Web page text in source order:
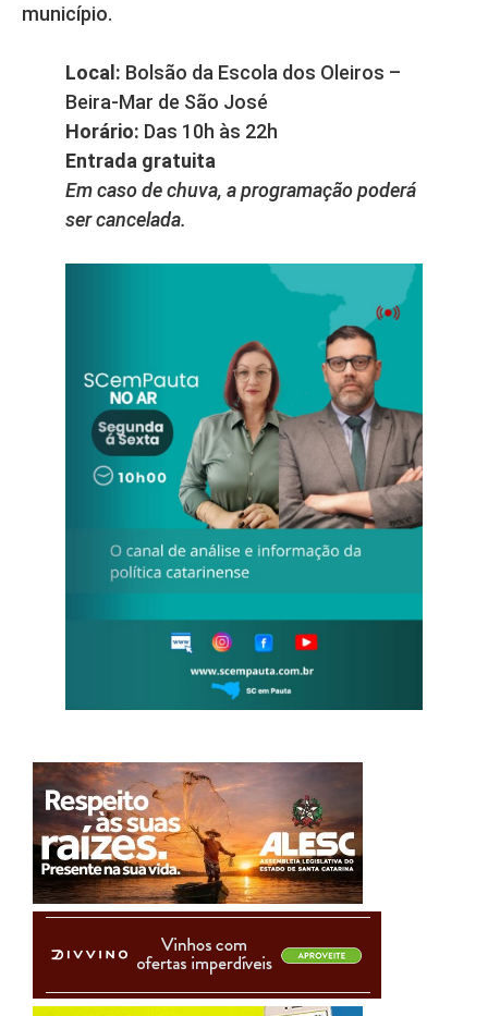
município.
Local: Bolsão da Escola dos Oleiros –
Beira-Mar de São José
Horário: Das 10h às 22h
Entrada gratuita
Em caso de chuva, a programação poderá
ser cancelada.